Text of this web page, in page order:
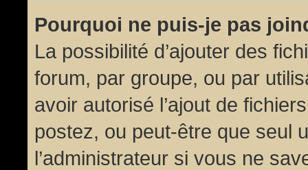
Pourquoi ne puis-je pas
La possibilité d’ajouter des
forum, par groupe, ou par
avoir autorisé l’ajout de
postez, ou peut-être que seul
l’administrateur si vous ne